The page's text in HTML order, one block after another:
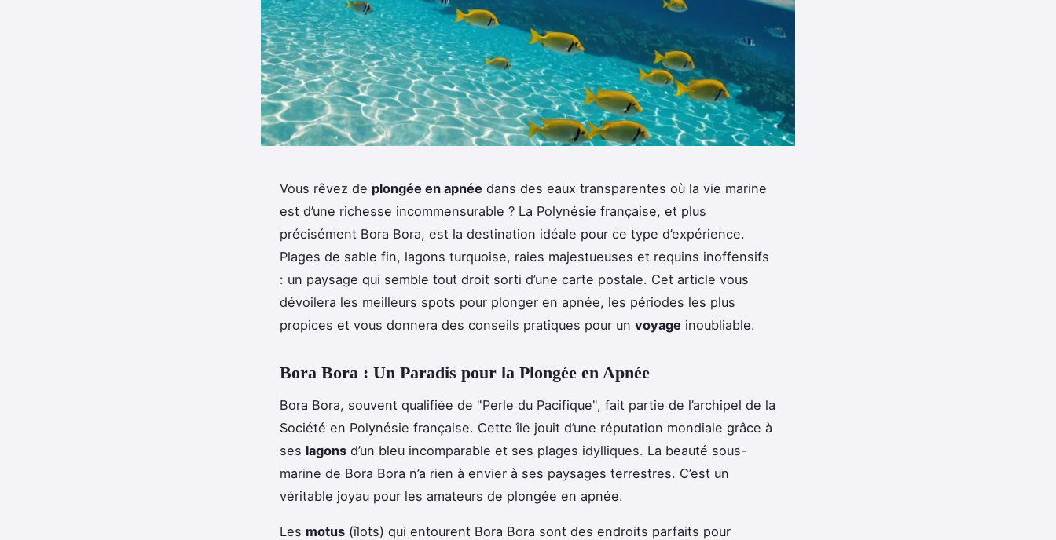
Vous rêvez de plongée en apnée dans des eaux transparentes où la vie marine
est d’une richesse incommensurable ? La Polynésie française, et plus
précisément Bora Bora, est la destination idéale pour ce type d’expérience.
Plages de sable fin, lagons turquoise, raies majestueuses et requins inoffensifs
: un paysage qui semble tout droit sorti d’une carte postale. Cet article vous
dévoilera les meilleurs spots pour plonger en apnée, les périodes les plus
propices et vous donnera des conseils pratiques pour un voyage inoubliable.
Bora Bora : Un Paradis pour la Plongée en Apnée
Bora Bora, souvent qualifiée de "Perle du Pacifique", fait partie de l’archipel de la
Société en Polynésie française. Cette île jouit d’une réputation mondiale grâce à
ses lagons d’un bleu incomparable et ses plages idylliques. La beauté sous-
marine de Bora Bora n’a rien à envier à ses paysages terrestres. C’est un
véritable joyau pour les amateurs de plongée en apnée.
Les motus (îlots) qui entourent Bora Bora sont des endroits parfaits pour